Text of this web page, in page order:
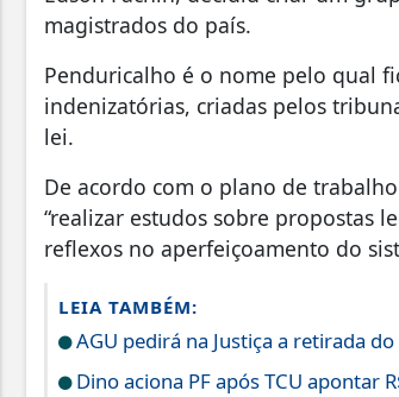
magistrados do país.
Penduricalho é o nome pelo qual
indenizatórias, criadas pelos
lei.
De acordo com o plano de
“realizar estudos sobre propostas
reflexos no aperfeiçoamento do
LEIA TAMBÉM:
AGU pedirá na Justiça a retirada
Dino aciona PF após TCU apontar